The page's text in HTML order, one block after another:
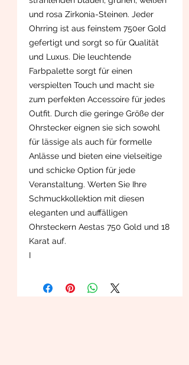
und rosa Zirkonia-Steinen. Jeder
Ohrring ist aus feinstem 750er Gold
gefertigt und sorgt so für Qualität
und Luxus. Die leuchtende
Farbpalette sorgt für einen
verspielten Touch und macht sie
zum perfekten Accessoire für jedes
Outfit. Durch die geringe Größe der
Ohrstecker eignen sie sich sowohl
für lässige als auch für formelle
Anlässe und bieten eine vielseitige
und schicke Option für jede
Veranstaltung. Werten Sie Ihre
Schmuckkollektion mit diesen
eleganten und auffälligen
Ohrsteckern Aestas 750 Gold und 18
Karat auf.
I